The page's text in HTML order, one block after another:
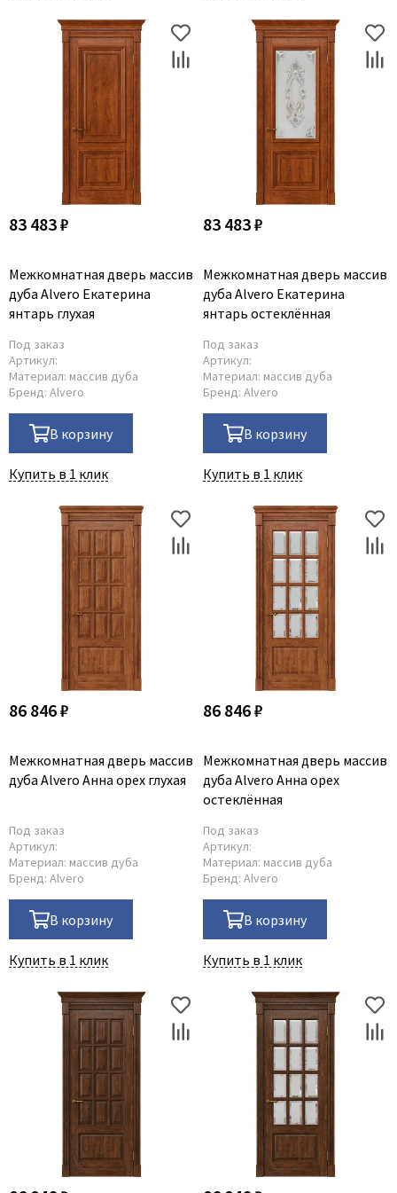
83 483 ₽
Межкомнатная дверь массив
дуба Alvero Екатерина
янтарь глухая
Под заказ
Артикул:
Материал: массив дуба
Бренд: Alvero
В корзину
Купить в 1 клик
83 483 ₽
Межкомнатная дверь массив
дуба Alvero Екатерина
янтарь остеклённая
Под заказ
Артикул:
Материал: массив дуба
Бренд: Alvero
В корзину
Купить в 1 клик
86 846 ₽
Межкомнатная дверь массив
дуба Alvero Анна орех глухая
Под заказ
Артикул:
Материал: массив дуба
Бренд: Alvero
В корзину
Купить в 1 клик
86 846 ₽
Межкомнатная дверь массив
дуба Alvero Анна орех
остеклённая
Под заказ
Артикул:
Материал: массив дуба
Бренд: Alvero
В корзину
Купить в 1 клик